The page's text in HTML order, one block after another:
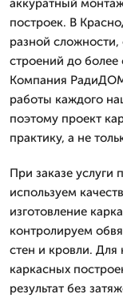
аккуратный
построек. В
разной сложности,
строений до
Компания
работы каждого
поэтому проект
практику, а не
При заказе услуги
используем
изготовление
контролируем
стен и кровли. Для
каркасных
результат без